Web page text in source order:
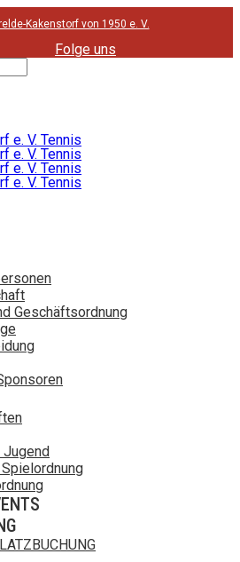
Kakenstorf von 1950 e. V.
Folge uns
Geschäftsordnung
Jugend